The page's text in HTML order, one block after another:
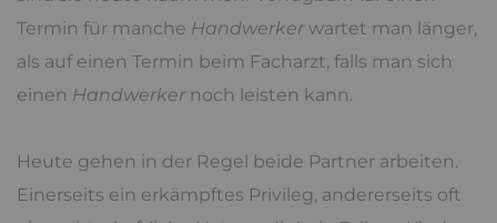
Termin für manche Handwerker wartet man länger,
als auf einen Termin beim Facharzt, falls man sich
einen Handwerker noch leisten kann.
Heute gehen in der Regel beide Partner arbeiten.
Einerseits ein erkämpftes Privileg, andererseits oft